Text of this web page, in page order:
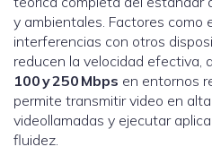
y ambientales. Factores como
interferencias con otros
reducen la velocidad efectiva,
100 y 250 Mbps en entornos
permite transmitir video en
videollamadas y ejecutar
fluidez.